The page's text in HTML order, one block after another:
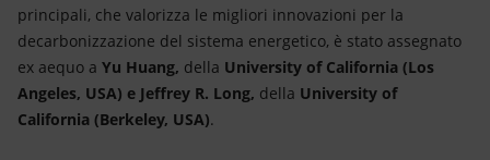
principali, che valorizza le migliori innovazioni per la
decarbonizzazione del sistema energetico, è stato assegnato
ex aequo a Yu Huang, della University of California (Los
Angeles, USA) e Jeffrey R. Long, della University of
California (Berkeley, USA).